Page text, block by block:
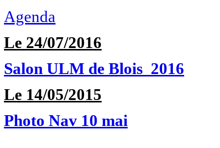
Agenda
Le 24/07/2016
Salon ULM de Blois 2016
Le 14/05/2015
Photo Nav 10 mai